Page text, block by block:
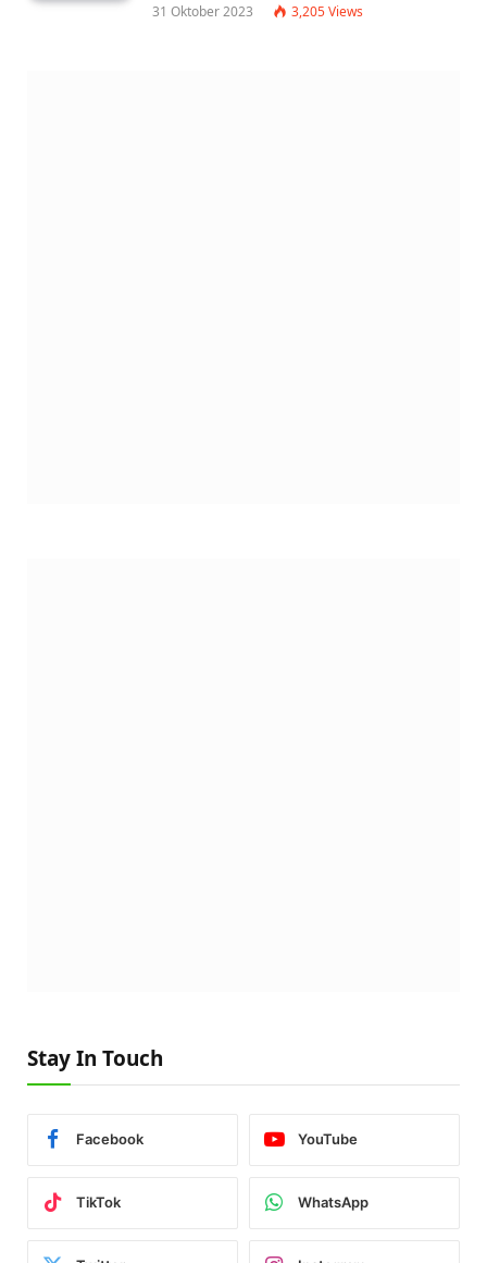
31 Oktober 2023 3,205Views
Stay In Touch
Facebook YouTube
TikTok WhatsApp